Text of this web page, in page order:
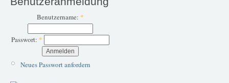
Benutzername: *
Passwort: *
Neues Passwort anfordern